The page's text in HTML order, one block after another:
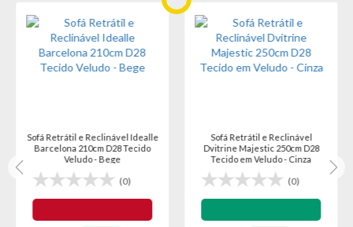
Sofá Retrátil e Reclinável Idealle
Barcelona 210cm D28 Tecido
Veludo - Bege
(0)
Sofá Retrátil e Reclinável
Dvitrine Majestic 250cm D28
Tecido em Veludo - Cinza
(0)